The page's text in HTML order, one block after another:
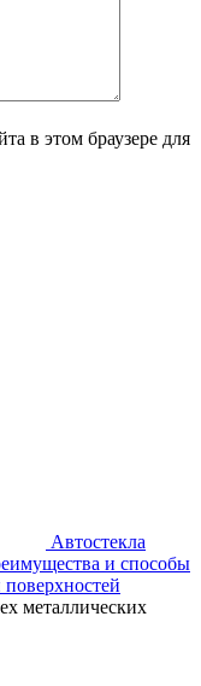
в этом браузере для
Автостекла
и способы
металлических